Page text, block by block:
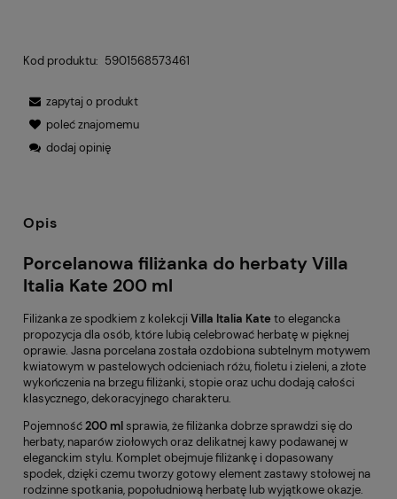
Kod produktu: 5901568573461
zapytaj o produkt
poleć znajomemu
dodaj opinię
Opis
Porcelanowa filiżanka do herbaty Villa
Italia Kate 200 ml
Filiżanka ze spodkiem z kolekcji Villa Italia Kateto elegancka
propozycja dla osób, które lubią celebrować herbatę w pięknej
oprawie. Jasna porcelana została ozdobiona subtelnym motywem
kwiatowym w pastelowych odcieniach różu, fioletu i zieleni, a złote
wykończenia na brzegu filiżanki, stopie oraz uchu dodają całości
klasycznego, dekoracyjnego charakteru.
Pojemność200 mlsprawia, że filiżanka dobrze sprawdzi się do
herbaty, naparów ziołowych oraz delikatnej kawy podawanej w
eleganckim stylu. Komplet obejmuje filiżankę i dopasowany
spodek, dzięki czemu tworzy gotowy element zastawy stołowej na
rodzinne spotkania, popołudniową herbatę lub wyjątkowe okazje.